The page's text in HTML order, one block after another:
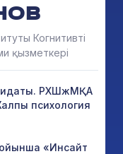
Когнитивті
қызметкері
РХШжМҚА
психология
«Инсайт